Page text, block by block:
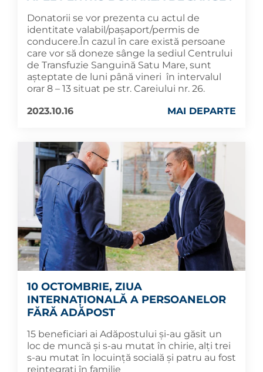
Donatorii se vor prezenta cu actul de
identitate valabil/pașaport/permis de
conducere.În cazul în care există persoane
care vor să doneze sânge la sediul Centrului
de Transfuzie Sanguină Satu Mare, sunt
așteptate de luni până vineri în intervalul
orar 8 – 13 situat pe str. Careiului nr. 26.
2023.10.16
MAI DEPARTE
10 OCTOMBRIE, ZIUA
INTERNAȚIONALĂ A PERSOANELOR
FĂRĂ ADĂPOST
15 beneficiari ai Adăpostului și-au găsit un
loc de muncă și s-au mutat în chirie, alți trei
s-au mutat în locuință socială și patru au fost
reintegrați în familie